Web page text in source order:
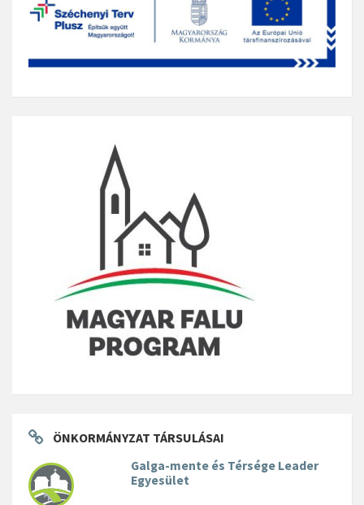
ÖNKORMÁNYZAT TÁRSULÁSAI
Galga-mente és Térsége Leader
Egyesület